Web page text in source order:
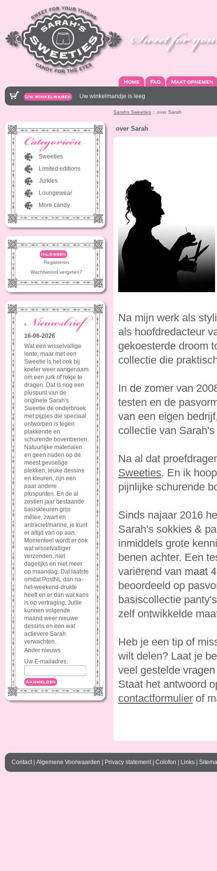
Home Faq Maat opnemen
Uw winkelwagen Uw winkelmandje is leeg
Sarahs Sweeties :: over Sarah
Sweeties
Limited editions
Jurkies
Loungewear
More candy
inloggen
Registreren
Wachtwoord vergeten?
16-06-2026
Wat een wisselvallige
lente, maar met een
Sweetie is het ook bij
koeler weer aangenaam
om een jurk of rokje te
dragen. Dat is nog een
pluspunt van de
originele Sarah's
Sweetie de onderbroek
met pijpjes die speciaal
ontworpen is tegen
plakkende en
schurende bovenbenen.
Natuurlijke materialen
en geen naden op de
meest gevoelige
plekken, leuke dessins
en kleuren, zijn een
paar andere
pluspunten. En de al
zestien jaar bestaande
basiskleuren grijs
mêlee, zwart en
antraciet/marine, je kunt
er altijd van op aan.
Momenteel wordt er ook
wat wisselvalliger
verzonden, niet
dagelijks en niet meer
op maandag. Dat laatste
omdat PostNL dan na-
het-weekend-drukte
heeft en er dan wat kans
is op vertraging. Jullie
kunnen volgende
maand weer nieuwe
dessins en een wat
actievere Sarah
verwachten.
Ander nieuws
Uw E-mailadres:
Aanmelden
over Sarah
Na mijn werk als
als hoofdredacteur
gekoesterde droom
collectie die
In de zomer van
testen en de
van een eigen
collectie van
Na al dat
Sweeties. En ik
pijnlijke schurende
Sinds najaar 2016
Sarah's sokkies &
inmiddels grote
benen achter. Een
variërend van maat
beoordeeld op
basiscollectie
zelf ontwikkelde
Heb je een tip of
wilt delen? Laat je
veel gestelde
Staat het antwoord
contactformulier of
Contact| Algemene Voorwaarden Privacy statement| Colofon Links